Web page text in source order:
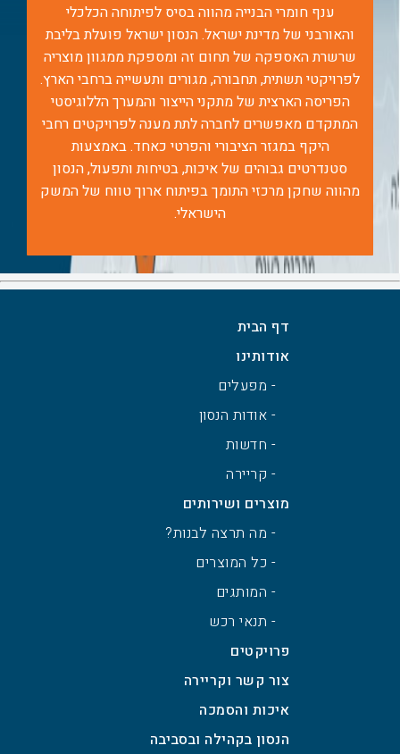
ענף חומרי הבנייה מהווה בסיס לפיתוחה הכלכלי
והאורבני של מדינת ישראל. הנסון ישראל פועלת בליבת
שרשרת האספקה של תחום זה ומספקת ממגוון מוצריה
לפרויקטי תשתית, תחבורה, מגורים ותעשייה ברחבי הארץ.
הפריסה הארצית של מתקני הייצור והמערך הללוגיסטי
המתקדם מאפשרים לחברה לתת מענה לפרויקטים רחבי
היקף במגזר הציבורי והפרטי כאחד. באמצעות
סטנדרטים גבוהים של איכות, בטיחות ותפעול, הנסון
מהווה שחקן מרכזי התומך בפיתוח ארוך טווח של המשק
הישראלי.
דף הבית
אודותינו
- מפעלים
- אודות הנסון
- חדשות
- קריירה
מוצרים ושירותים
- מה תרצה לבנות?
- כל המוצרים
- המותגים
- תנאי רכש
פרויקטים
צור קשר וקריירה
איכות והסמכה
הנסון בקהילה ובסביבה